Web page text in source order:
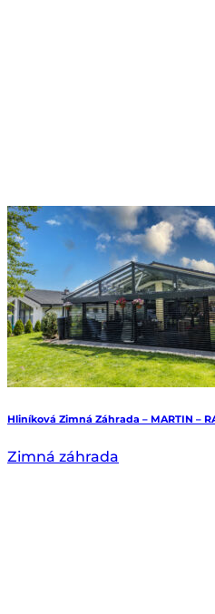
Hliníková Zimná Záhrada – MARTIN –
Zimná záhrada